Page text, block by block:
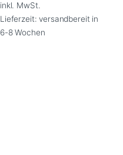
inkl. MwSt.
Lieferzeit:versandbereit in
6-8 Wochen